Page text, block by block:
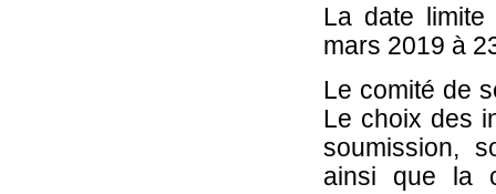
La date
mars 2019 à
Le comité de
Le choix des
soumission,
ainsi que la